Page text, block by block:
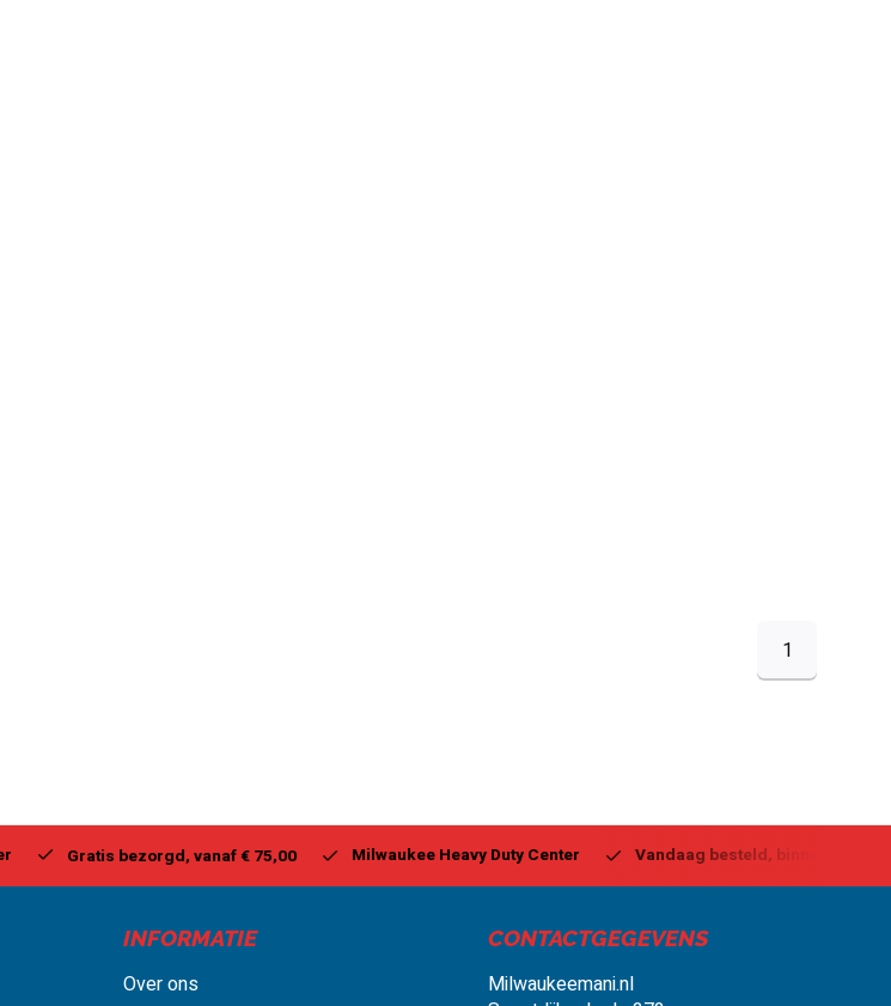
1
Gratis bezorgd, vanaf € 75,00 Milwaukee Heavy Duty Center Vandaag besteld, binnen 1-2 dagen
INFORMATIE
Over ons
CONTACTGEGEVENS
Milwaukeemani.nl